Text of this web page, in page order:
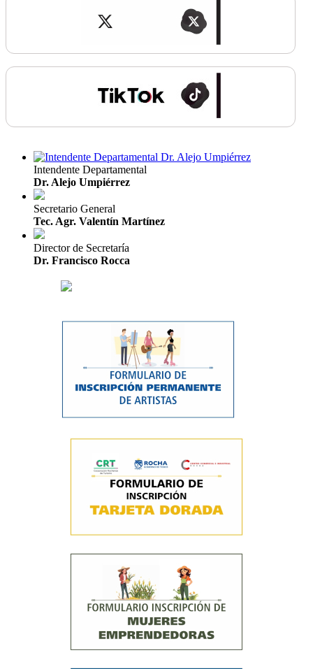
Intendente Departamental
Dr. Alejo Umpiérrez
Secretario General
Tec. Agr. Valentín Martínez
Director de Secretaría
Dr. Francisco Rocca